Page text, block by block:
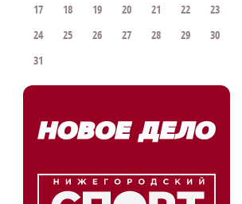
17
18 19 20 21 22
23
24
25 26 27 28 29
30
31